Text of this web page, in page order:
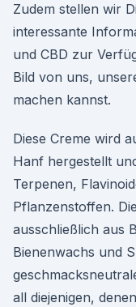
Zudem stellen wir
interessante
und CBD zur
Bild von uns,
machen kannst.
Diese Creme wird
Hanf hergestellt
Terpenen,
Pflanzenstoffen.
ausschließlich aus
Bienenwachs und
all diejenigen,